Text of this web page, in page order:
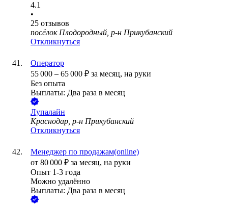
4.1
•
25 отзывов
посёлок Плодородный, р-н Прикубанский
Откликнуться
Оператор
55 000 – 65 000 ₽ за месяц, на руки
Без опыта
Выплаты: Два раза в месяц
Лупалайн
Краснодар, р-н Прикубанский
Откликнуться
Менеджер по продажам(online)
от 80 000 ₽ за месяц, на руки
Опыт 1-3 года
Можно удалённо
Выплаты: Два раза в месяц